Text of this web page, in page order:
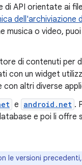
di API orientate ai
dell'archiviazione
o video,
di contenuti per
con un widget
altri diverse
e android.net .
e poi li offre
le versioni